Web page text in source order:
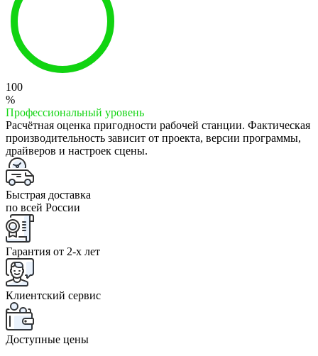
100
%
Профессиональный уровень
Расчётная оценка пригодности рабочей станции. Фактическая
производительность зависит от проекта, версии программы,
драйверов и настроек сцены.
Быстрая доставка
по всей России
Гарантия от 2-x лет
Клиентский сервис
Доступные цены